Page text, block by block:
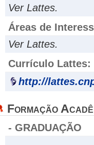
Ver Lattes.
Áreas de
Ver Lattes.
Currículo Lattes:
http://
Formação
- GRADUAÇÃO